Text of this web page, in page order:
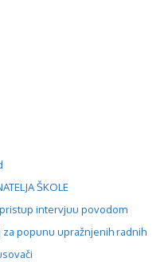
ŠKOLE
intervjuu povodom
popunu upražnjenih radnih